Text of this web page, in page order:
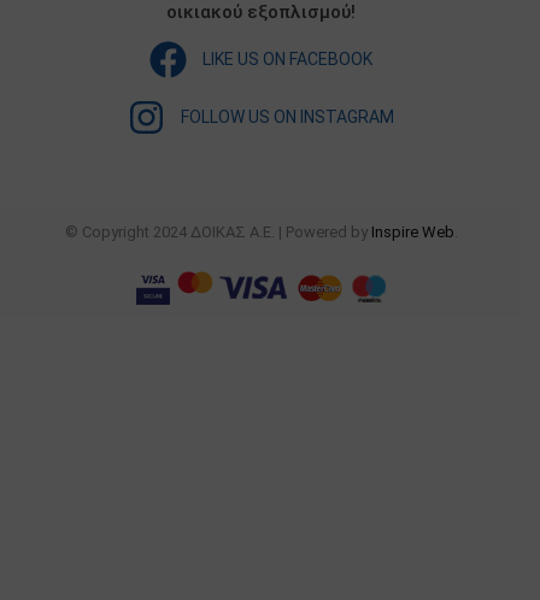
οικιακού εξοπλισμού!
LIKE US ON FACEBOOK
FOLLOW US ON INSTAGRAM
© Copyright 2024 ΔΟΙΚΑΣ Α.Ε. | Powered by Inspire Web.